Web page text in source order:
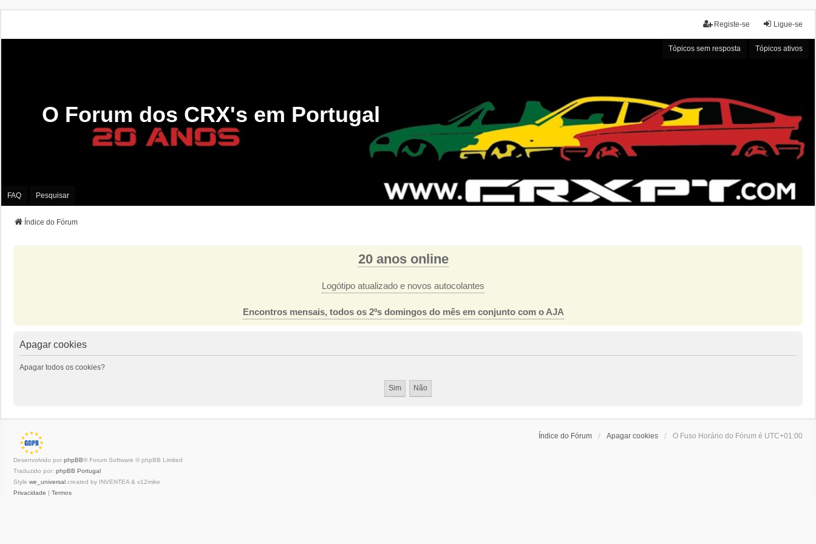
Ligue-se
Registe-se
Tópicos sem resposta Tópicos ativos
O Forum dos CRX's em Portugal
FAQ Pesquisar
Índice do Fórum
20 anos online
Logótipo atualizado e novos autocolantes
Encontros mensais, todos os 2ºs domingos do mês em conjunto com o AJA
Apagar cookies
Apagar todos os cookies?
Índice do Fórum Apagar cookies O Fuso Horário do Fórum é UTC+01:00
Desenvolvido por phpBB® Forum Software © phpBB Limited
Traduzido por: phpBB Portugal
Style we_universal created by INVENTEA & v12mike
Privacidade | Termos